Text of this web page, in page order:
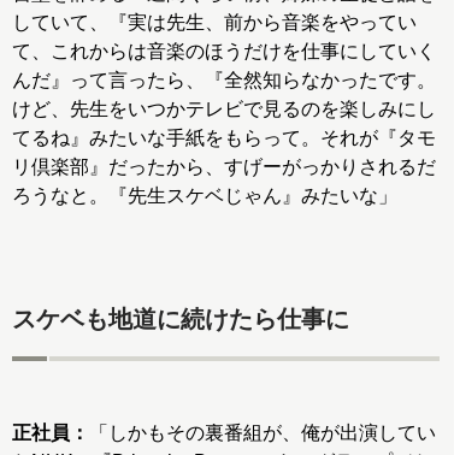
していて、『実は先生、前から音楽をやってい
て、これからは音楽のほうだけを仕事にしていく
んだ』って言ったら、『全然知らなかったです。
けど、先生をいつかテレビで見るのを楽しみにし
てるね』みたいな手紙をもらって。それが『タモ
リ倶楽部』だったから、すげーがっかりされるだ
ろうなと。『先生スケベじゃん』みたいな」
スケベも地道に続けたら仕事に
正社員：
「しかもその裏番組が、俺が出演してい